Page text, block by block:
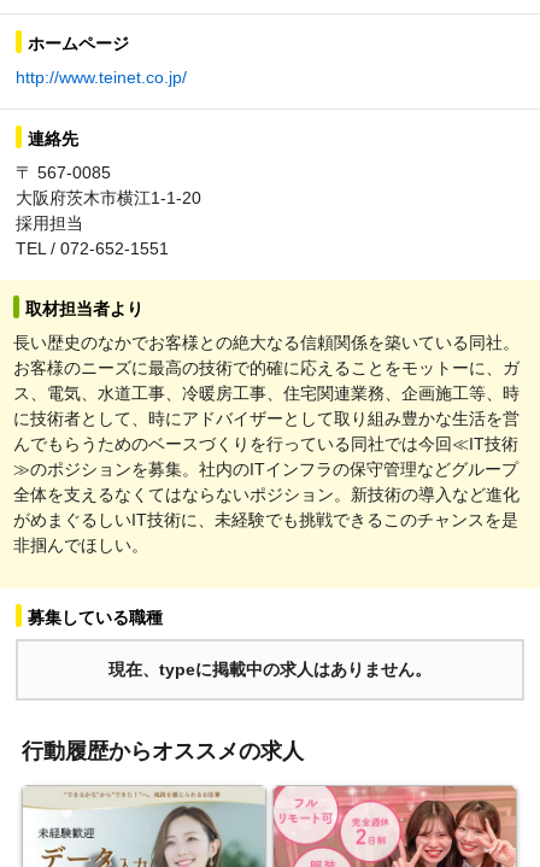
ホームページ
http://www.teinet.co.jp/
連絡先
〒 567-0085
大阪府茨木市横江1-1-20
採用担当
TEL / 072-652-1551
取材担当者より
長い歴史のなかでお客様との絶大なる信頼関係を築いている同社。
お客様のニーズに最高の技術で的確に応えることをモットーに、ガ
ス、電気、水道工事、冷暖房工事、住宅関連業務、企画施工等、時
に技術者として、時にアドバイザーとして取り組み豊かな生活を営
んでもらうためのベースづくりを行っている同社では今回≪IT技術
≫のポジションを募集。社内のITインフラの保守管理などグループ
全体を支えるなくてはならないポジション。新技術の導入など進化
がめまぐるしいIT技術に、未経験でも挑戦できるこのチャンスを是
非掴んでほしい。
募集している職種
現在、typeに掲載中の求人はありません。
行動履歴からオススメの求人